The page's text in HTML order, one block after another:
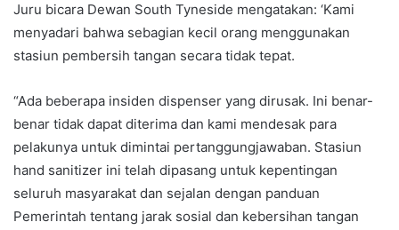
Juru bicara Dewan South Tyneside mengatakan: ‘Kami
menyadari bahwa sebagian kecil orang menggunakan
stasiun pembersih tangan secara tidak tepat.
“Ada beberapa insiden dispenser yang dirusak. Ini benar-
benar tidak dapat diterima dan kami mendesak para
pelakunya untuk dimintai pertanggungjawaban. Stasiun
hand sanitizer ini telah dipasang untuk kepentingan
seluruh masyarakat dan sejalan dengan panduan
Pemerintah tentang jarak sosial dan kebersihan tangan